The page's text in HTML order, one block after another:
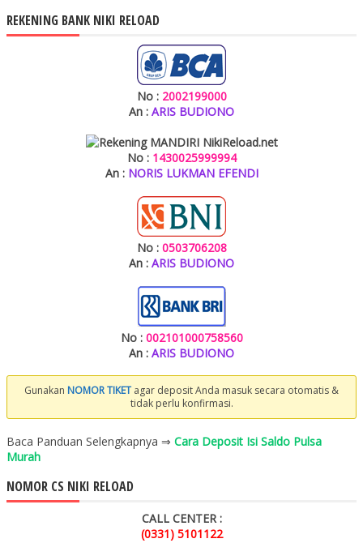
REKENING BANK NIKI RELOAD
No : 2002199000
An : ARIS BUDIONO
No : 1430025999994
An : NORIS LUKMAN EFENDI
No : 0503706208
An : ARIS BUDIONO
No : 002101000758560
An : ARIS BUDIONO
Gunakan NOMOR TIKET agar deposit Anda masuk secara otomatis &
tidak perlu konfirmasi.
Baca Panduan Selengkapnya ⇒ Cara Deposit Isi Saldo Pulsa
Murah
NOMOR CS NIKI RELOAD
CALL CENTER :
(0331) 5101122